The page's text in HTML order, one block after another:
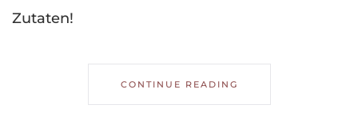
Zutaten!
CONTINUE READING